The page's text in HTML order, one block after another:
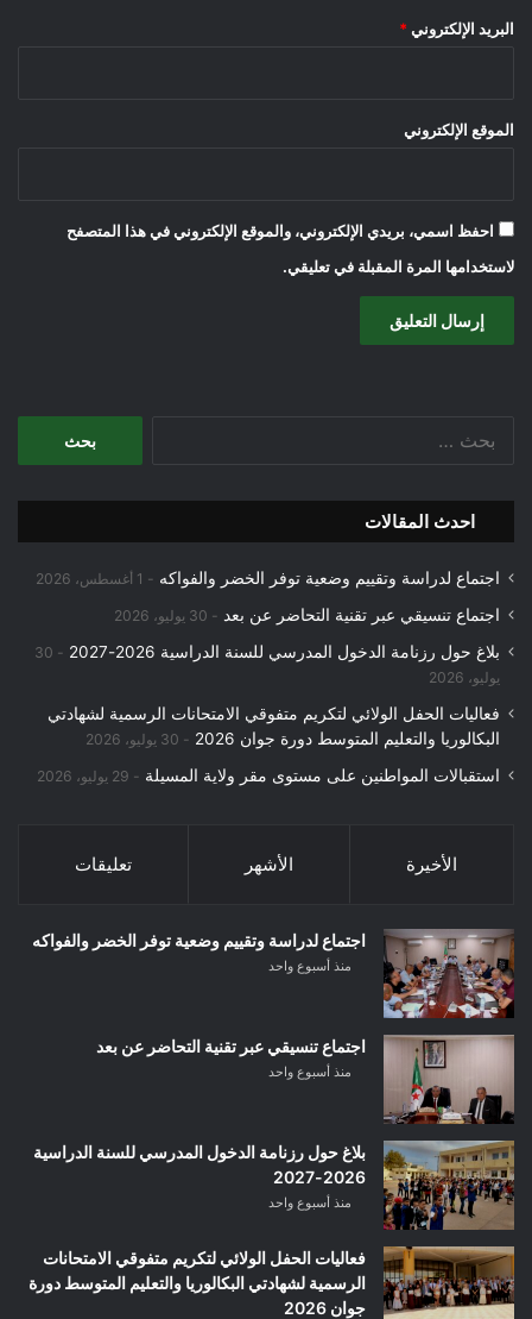
البريد الإلكتروني *
الموقع الإلكتروني
احفظ اسمي، بريدي الإلكتروني، والموقع الإلكتروني في هذا المتصفح
لاستخدامها المرة المقبلة في تعليقي.
احدث المقالات
اجتماع لدراسة وتقييم وضعية توفر الخضر والفواكه 1 أغسطس، 2026
اجتماع تنسيقي عبر تقنية التحاضر عن بعد 30 يوليو، 2026
بلاغ حول رزنامة الدخول المدرسي للسنة الدراسية 2026-2027
30
يوليو، 2026
فعاليات الحفل الولائي لتكريم متفوقي الامتحانات الرسمية لشهادتي
البكالوريا والتعليم المتوسط دورة جوان 2026
30 يوليو، 2026
استقبالات المواطنين على مستوى مقر ولاية المسيلة 29 يوليو، 2026
الأخيرة الأشهر تعليقات
اجتماع لدراسة وتقييم وضعية توفر الخضر والفواكه
منذ أسبوع واحد
اجتماع تنسيقي عبر تقنية التحاضر عن بعد
منذ أسبوع واحد
بلاغ حول رزنامة الدخول المدرسي للسنة الدراسية
2026-2027
منذ أسبوع واحد
فعاليات الحفل الولائي لتكريم متفوقي الامتحانات
الرسمية لشهادتي البكالوريا والتعليم المتوسط دورة
جوان 2026